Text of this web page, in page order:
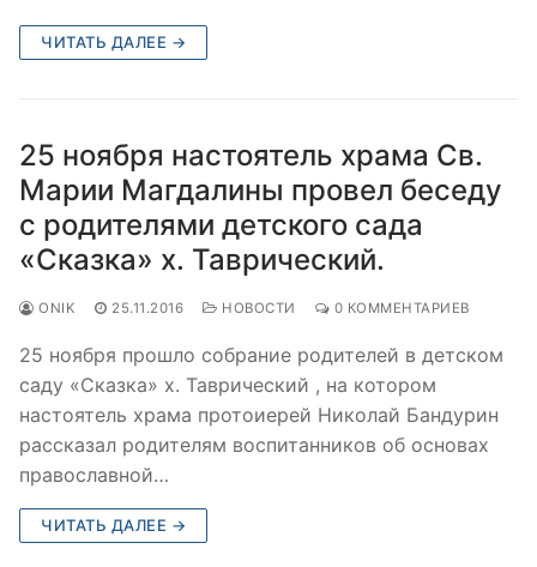
ЧИТАТЬ ДАЛЕЕ →
25 ноября настоятель храма Св.
Марии Магдалины провел беседу
с родителями детского сада
«Сказка» х. Таврический.
ONIK 25.11.2016 НОВОСТИ 0 КОММЕНТАРИЕВ
25 ноября прошло собрание родителей в детском
саду «Сказка» х. Таврический , на котором
настоятель храма протоиерей Николай Бандурин
рассказал родителям воспитанников об основах
православной…
ЧИТАТЬ ДАЛЕЕ →